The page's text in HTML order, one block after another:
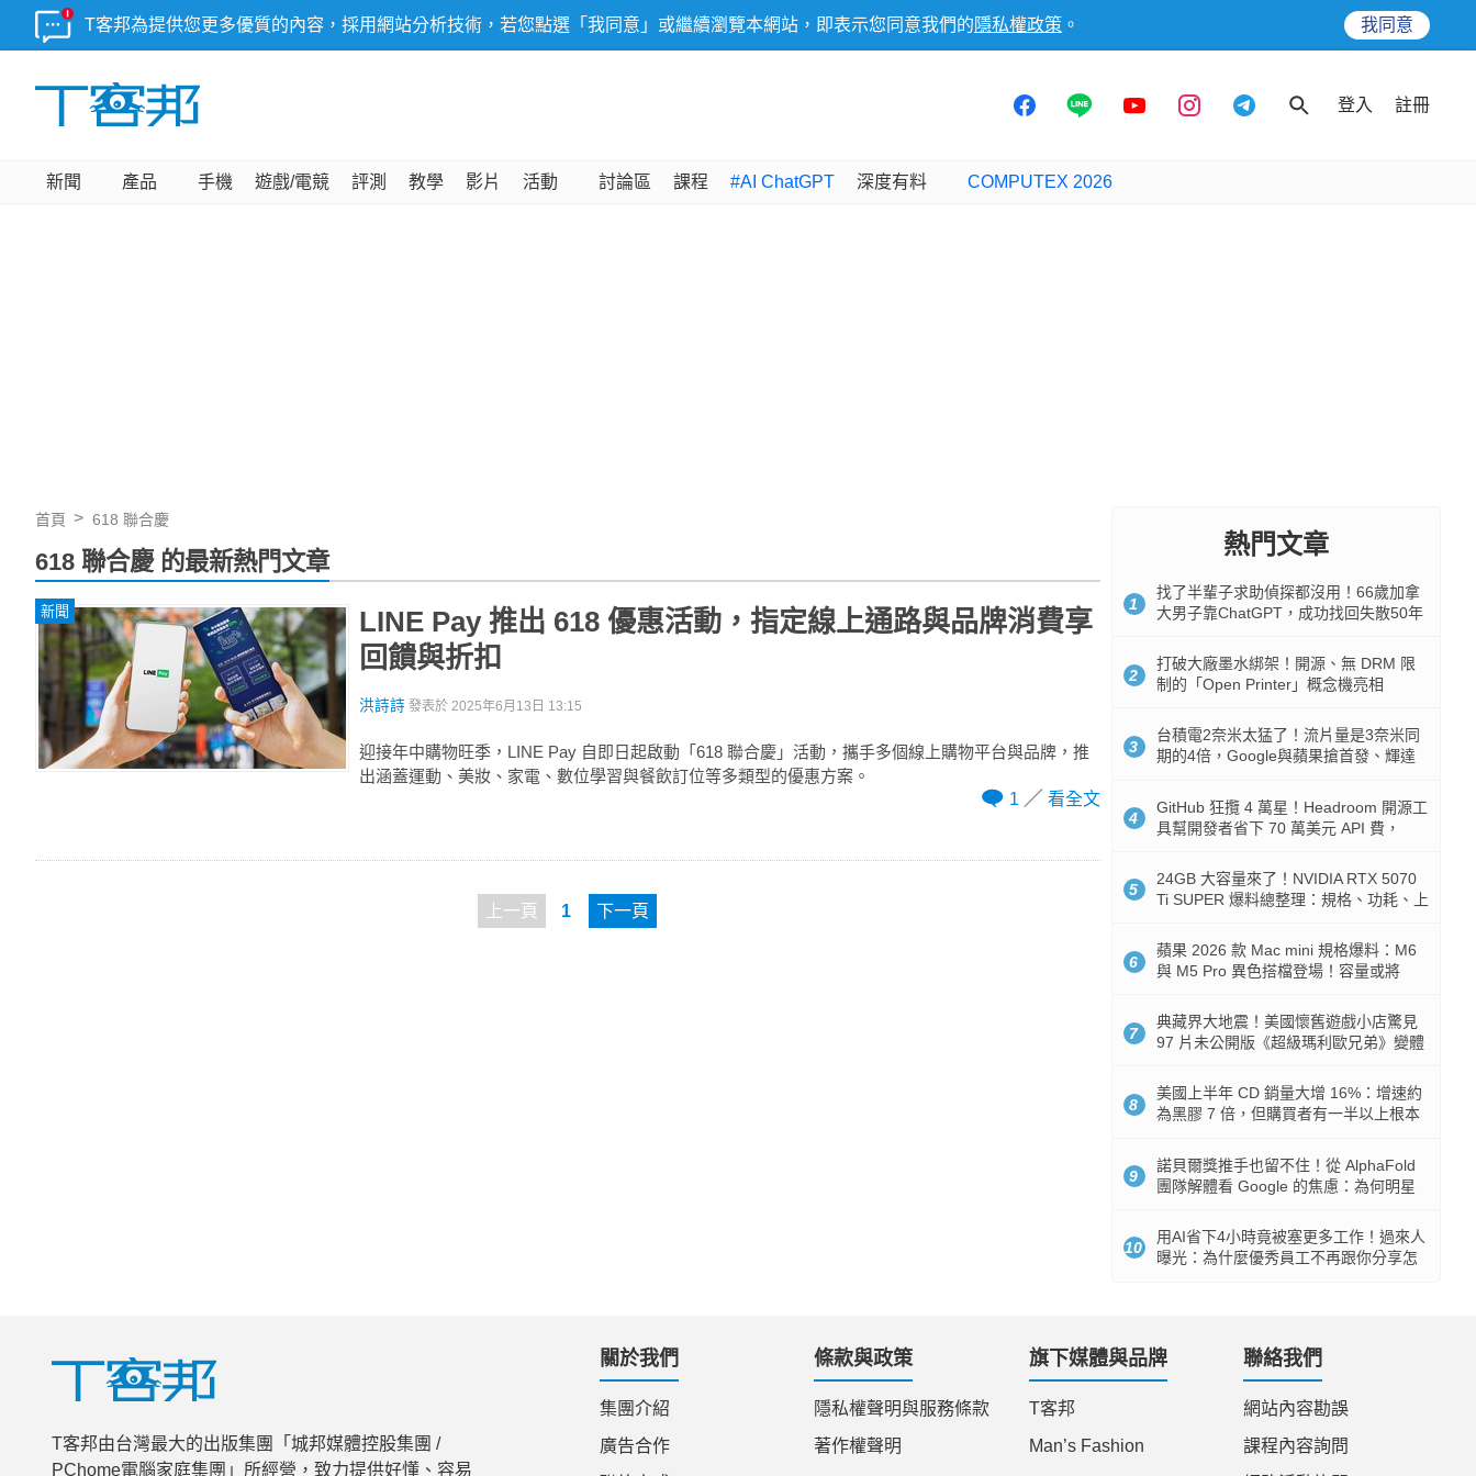
T客邦為提供您更多優質的內容，採用網站分析技術，若您點選「我同意」或繼續瀏覽本網站，即表示您同意我們的 隱私權政策 。 我同意
登入 註冊
新聞 產品 手機 遊戲/電競 評測 教學 影片 活動 討論區 課程 #AI ChatGPT 深度有料 COMPUTEX 2026
首頁 618 聯合慶
618 聯合慶 的最新熱門文章
新聞
LINE Pay 推出 618 優惠活動，指定線上通路與品牌消費享
回饋與折扣
洪詩詩 發表於 2025年6月13日 13:15
迎接年中購物旺季，LINE Pay 自即日起啟動「618 聯合慶」活動，攜手多個線上購物平台與品牌，推
出涵蓋運動、美妝、家電、數位學習與餐飲訂位等多類型的優惠方案。
1
看全文
上一頁 1 下一頁
熱門文章
1
找了半輩子求助偵探都沒用！66歲加拿
大男子靠ChatGPT，成功找回失散50年
2
打破大廠墨水綁架！開源、無 DRM 限
制的「Open Printer」概念機亮相
3
台積電2奈米太猛了！流片量是3奈米同
期的4倍，Google與蘋果搶首發、輝達
4
GitHub 狂攬 4 萬星！Headroom 開源工
具幫開發者省下 70 萬美元 API 費，
5
24GB 大容量來了！NVIDIA RTX 5070
Ti SUPER 爆料總整理：規格、功耗、上
6
蘋果 2026 款 Mac mini 規格爆料：M6
與 M5 Pro 異色搭檔登場！容量或將
7
典藏界大地震！美國懷舊遊戲小店驚見
97 片未公開版《超級瑪利歐兄弟》變體
8
美國上半年 CD 銷量大增 16%：增速約
為黑膠 7 倍，但購買者有一半以上根本
9
諾貝爾獎推手也留不住！從 AlphaFold
團隊解體看 Google 的焦慮：為何明星
10
用AI省下4小時竟被塞更多工作！過來人
曝光：為什麼優秀員工不再跟你分享怎
T客邦由台灣最大的出版集團「城邦媒體控股集團 /
PChome電腦家庭集團」所經營，致力提供好懂、容易
關於我們
集團介紹
廣告合作
條款與政策
隱私權聲明與服務條款
著作權聲明
旗下媒體與品牌
T客邦
Man’s Fashion
聯絡我們
網站內容勘誤
課程內容詢問